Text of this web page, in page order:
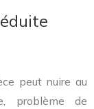
peut nuire au
problème de